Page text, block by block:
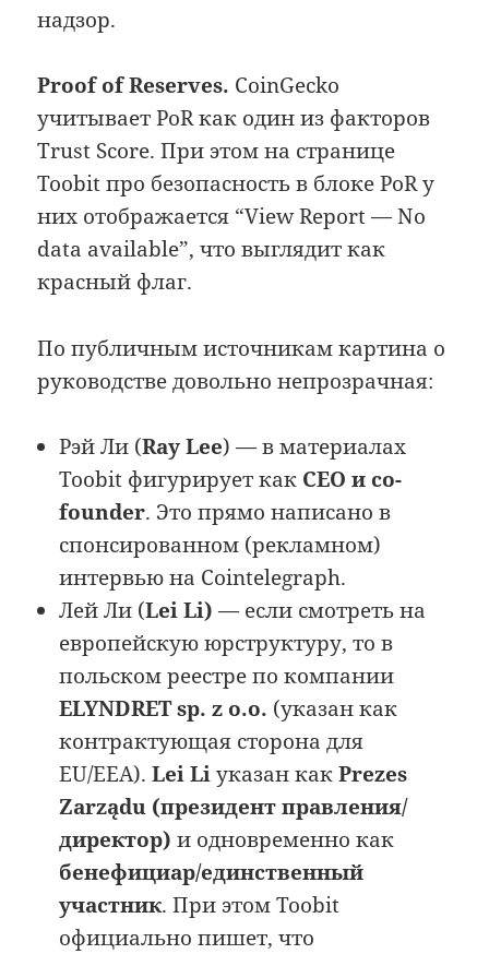
надзор.
Proof of Reserves. CoinGecko
учитывает PoR как один из факторов
Trust Score. При этом на странице
Toobit про безопасность в блоке PoR у
них отображается “View Report — No
data available”, что выглядит как
красный флаг.
По публичным источникам картина о
руководстве довольно непрозрачная:
Рэй Ли (Ray Lee) — в материалах
Toobit фигурирует как CEO и co-
founder. Это прямо написано в
спонсированном (рекламном)
интервью на Cointelegraph.
Лей Ли (Lei Li) — если смотреть на
европейскую юрструктуру, то в
польском реестре по компании
ELYNDRET sp. z o.o. (указан как
контрактующая сторона для
EU/EEA).Lei Liуказан какPrezes
Zarządu (президент правления/
директор) и одновременно как
бенефициар/единственный
участник. При этом Toobit
официально пишет, что